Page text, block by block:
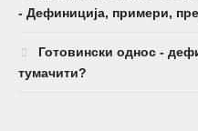
- Дефиниција, примери,
Готовински однос -
тумачити?